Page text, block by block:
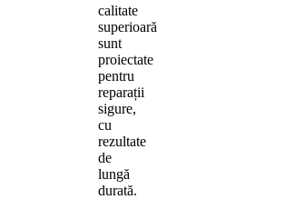
calitate
superioară
sunt
proiectate
pentru
reparații
sigure,
cu
rezultate
de
lungă
durată.